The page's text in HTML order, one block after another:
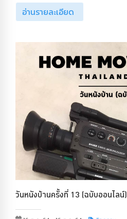
อ่านรายละเอียด
วันหนังบ้านครั้งที่ 13 (ฉบับออนไลน์)